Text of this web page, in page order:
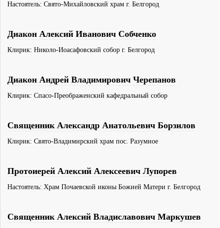
Настоятель: Свято-Михайловский храм г. Белгород
Диакон Алексий Иванович Собченко
Клирик: Николо-Иоасафовский собор г. Белгород
Диакон Андрей Владимирович Черепанов
Клирик: Спасо-Преображенский кафедральный собор
Священник Александр Анатольевич Борзилов
Клирик: Свято-Владимирский храм пос. Разумное
Протоиерей Алексий Алексеевич Лупорев
Настоятель: Храм Почаевской иконы Божией Матери г. Белгород
Священник Алексий Владиславович Маркушев